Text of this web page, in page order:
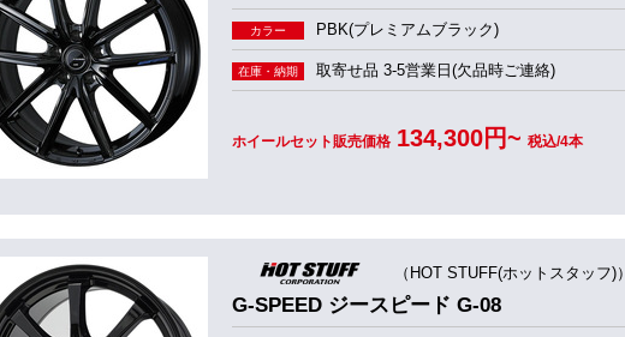
カラー PBK(プレミアムブラック)
在庫・納期 取寄せ品 3-5営業日(欠品時ご連絡)
ホイールセット販売価格 134,300円~ 税込/4本
（HOT STUFF(ホットスタッフ)）
G-SPEED ジースピード G-08